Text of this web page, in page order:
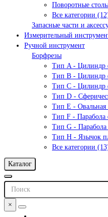
Поворотные
Все категории
Запасные части и
Измерительный
Ручной инструмент
Борфрезы
Тип A - Цилиндр
Тип В - Цилиндр
Тип С - Цилиндр
Тип D -
Тип Е - Овальная
Тип F - Парабола
Тип G - Парабола
Тип H - Язычок
Все категории
Каталог
×